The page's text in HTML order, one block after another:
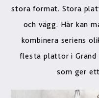
stora format. Stora
och vägg. Här kan
kombinera seriens
flesta plattor i Grand
som ger